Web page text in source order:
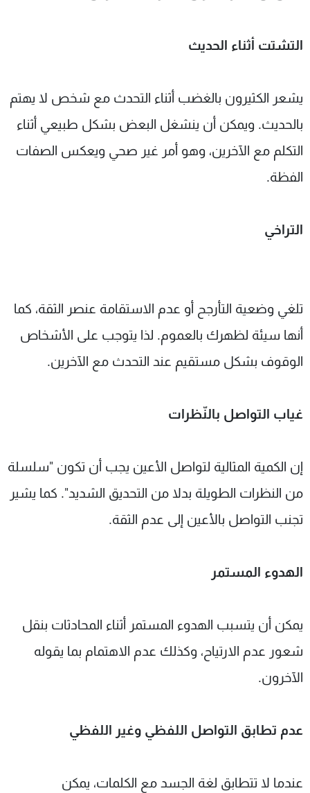
التشتت أثناء الحديث
يشعر الكثيرون بالغضب أثناء التحدث مع شخص لا يهتم
بالحديث. ويمكن أن ينشغل البعض بشكل طبيعي أثناء
التكلم مع الآخرين، وهو أمر غير صحي ويعكس الصفات
الفظة.
التراخي
تلغي وضعية التأرجح أو عدم الاستقامة عنصر الثقة، كما
أنها سيئة لظهرك بالعموم. لذا يتوجب على الأشخاص
الوقوف بشكل مستقيم عند التحدث مع الآخرين.
غياب التواصل بالنّظرات
إن الكمية المثالية لتواصل الأعين يجب أن تكون "سلسلة
من النظرات الطويلة بدلا من التحديق الشديد". كما يشير
تجنب التواصل بالأعين إلى عدم الثقة.
الهدوء المستمر
يمكن أن يتسبب الهدوء المستمر أثناء المحادثات بنقل
شعور عدم الارتياح، وكذلك عدم الاهتمام بما يقوله
الآخرون.
عدم تطابق التواصل اللفظي وغير اللفظي
عندما لا تتطابق لغة الجسد مع الكلمات، يمكن